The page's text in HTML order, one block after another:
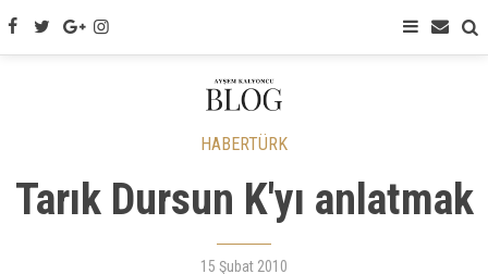
HABERTÜRK
Tarık Dursun K'yı anlatmak
15 Şubat 2010